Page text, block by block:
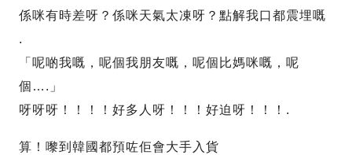
係咪有時差呀？係咪天氣太凍呀？點解我口都震埋嘅
.
「呢啲我嘅，呢個我朋友嘅，呢個比媽咪嘅，呢
個….」
呀呀呀！！！！好多人呀！！！好迫呀！！！.
算！嚟到韓國都預咗佢會大手入貨